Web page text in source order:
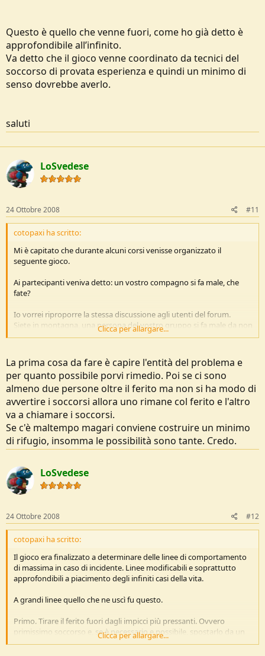
Questo è quello che venne fuori, come ho già detto è
approfondibile all’infinito.
Va detto che il gioco venne coordinato da tecnici del
soccorso di provata esperienza e quindi un minimo di
senso dovrebbe averlo.
saluti
LoSvedese
24 Ottobre 2008 #11
cotopaxi ha scritto:
Mi è capitato che durante alcuni corsi venisse organizzato il
seguente gioco.
Ai partecipanti veniva detto: un vostro compagno si fa male, che
fate?
Io vorrei riproporre la stessa discussione agli utenti del forum.
Siete in montagna, una persona del vostro gruppo si fa male da non
riuscire più a muoversi in maniera autonoma.
voi che fate?
saluti
Clicca per allargare...
La prima cosa da fare è capire l'entità del problema e
per quanto possibile porvi rimedio. Poi se ci sono
almeno due persone oltre il ferito ma non si ha modo di
avvertire i soccorsi allora uno rimane col ferito e l'altro
va a chiamare i soccorsi.
Se c'è maltempo magari conviene costruire un minimo
di rifugio, insomma le possibilità sono tante. Credo.
LoSvedese
24 Ottobre 2008 #12
cotopaxi ha scritto:
Il gioco era finalizzato a determinare delle linee di comportamento
di massima in caso di incidente. Linee modificabili e soprattutto
approfondibili a piacimento degli infiniti casi della vita.
A grandi linee quello che ne uscì fu questo.
Primo. Tirare il ferito fuori dagli impicci più pressanti. Ovvero
primissimo soccorso e, se è necessario e possibile, spostarlo da un
luogo in cui vi è una condizione di rischio verso uno più sicuro.
Clicca per allargare...